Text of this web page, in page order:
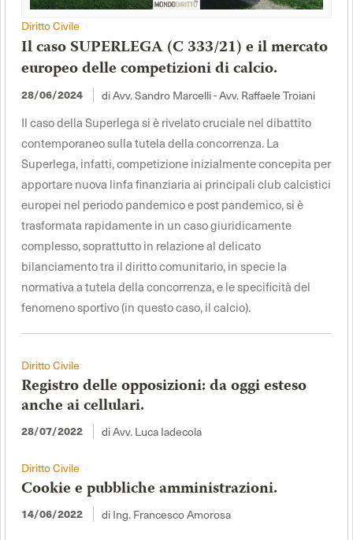
Diritto Civile
Il caso SUPERLEGA (C 333/21) e il mercato
europeo delle competizioni di calcio.
28/06/2024 di Avv. Sandro Marcelli - Avv. Raffaele Troiani
Il caso della Superlega si è rivelato cruciale nel dibattito
contemporaneo sulla tutela della concorrenza. La
Superlega, infatti, competizione inizialmente concepita per
apportare nuova linfa finanziaria ai principali club calcistici
europei nel periodo pandemico e post pandemico, si è
trasformata rapidamente in un caso giuridicamente
complesso, soprattutto in relazione al delicato
bilanciamento tra il diritto comunitario, in specie la
normativa a tutela della concorrenza, e le specificità del
fenomeno sportivo (in questo caso, il calcio).
Diritto Civile
Registro delle opposizioni: da oggi esteso
anche ai cellulari.
28/07/2022 di Avv. Luca Iadecola
Diritto Civile
Cookie e pubbliche amministrazioni.
14/06/2022 di Ing. Francesco Amorosa